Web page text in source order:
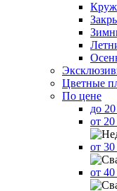
Цветные
По цене
до
от
от
от